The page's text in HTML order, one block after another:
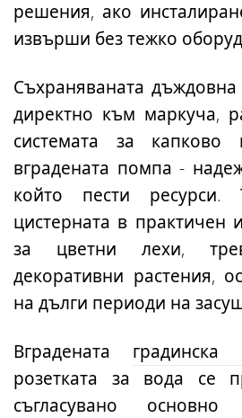
решения, ако
извърши без тежко
Съхраняваната
директно към маркуча,
системата за капково
вградената помпа -
който пести ресурси.
цистерната в практичен
за цветни лехи,
декоративни растения,
на дълги периоди на
Вградената
розетката за вода се
съгласувано